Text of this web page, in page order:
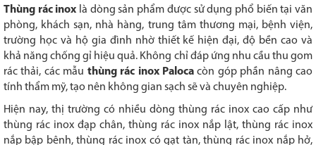
Thùng rác inox là dòng sản phẩm được sử dụng phổ biến tại văn
phòng, khách sạn, nhà hàng, trung tâm thương mại, bệnh viện,
trường học và hộ gia đình nhờ thiết kế hiện đại, độ bền cao và
khả năng chống gỉ hiệu quả. Không chỉ đáp ứng nhu cầu thu gom
rác thải, các mẫu thùng rác inox Palocacòn góp phần nâng cao
tính thẩm mỹ, tạo nên không gian sạch sẽ và chuyên nghiệp.
Hiện nay, thị trường có nhiều dòng thùng rác inox cao cấp như
thùng rác inox đạp chân, thùng rác inox nắp lật, thùng rác inox
nắp bập bênh, thùng rác inox có gạt tàn, thùng rác inox nắp hở,